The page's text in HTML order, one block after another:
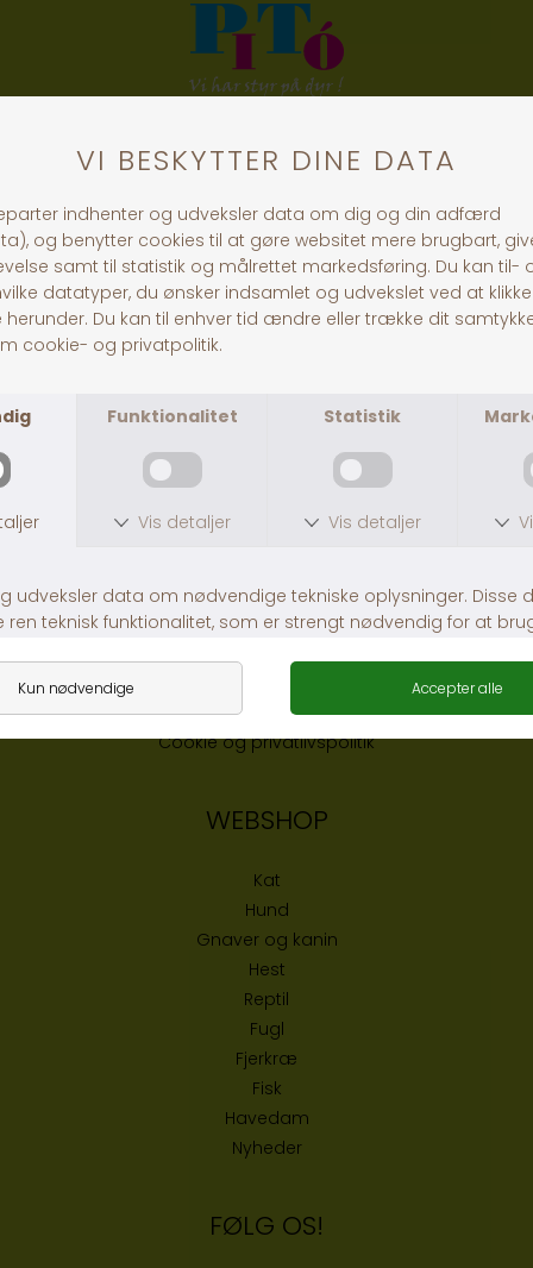
Pitó Auning
Centervej 10A
8963 Auning
CVR
© Pitó 2024, CVR 32696589
Butikkerne
Om os
Fragt og levering
Cookie og privatlivspolitik
WEBSHOP
Kat
Hund
Gnaver og kanin
Hest
Reptil
Fugl
Fjerkræ
Fisk
Havedam
Nyheder
FØLG OS!